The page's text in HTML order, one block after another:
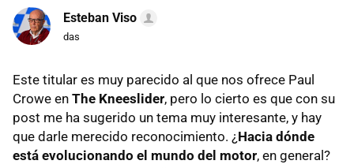
Esteban Viso
das
Este titular es muy parecido al que nos ofrece Paul
Crowe en The Kneeslider, pero lo cierto es que con su
post me ha sugerido un tema muy interesante, y hay
que darle merecido reconocimiento. ¿ Hacia dónde
está evolucionando el mundo del motor, en general?